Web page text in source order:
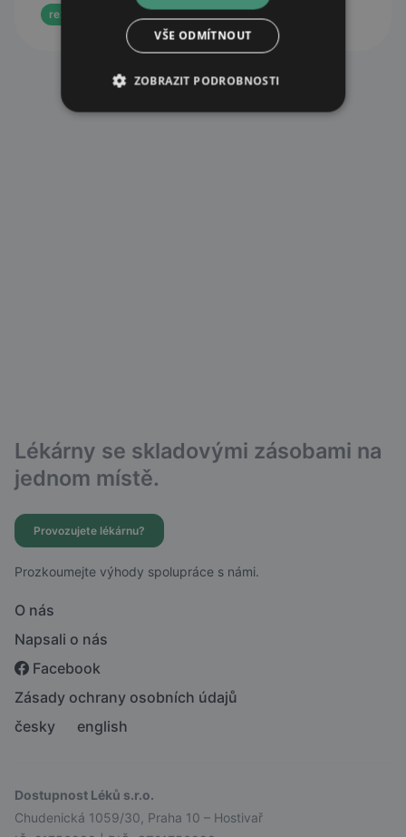
rezervace eReceptu
Lékárny se skladovými zásobami na
jednom místě.
Provozujete lékárnu?
Prozkoumejte výhody spolupráce s námi.
O nás
Napsali o nás
Facebook
Zásady ochrany osobních údajů
česky
english
Dostupnost Léků s.r.o.
Chudenická 1059/30, Praha 10 – Hostivař
VŠE ODMÍTNOUT
ZOBRAZIT PODROBNOSTI